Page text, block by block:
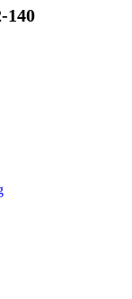
140